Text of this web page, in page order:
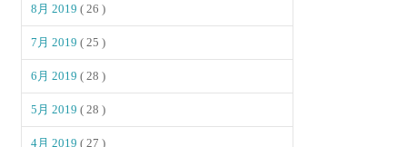
8月 2019( 26 )
7月 2019( 25 )
6月 2019( 28 )
5月 2019( 28 )
4月 2019( 27 )